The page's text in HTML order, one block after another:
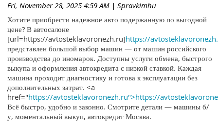
Fri, November 28, 2025 4:59 AM | Spravkimhu
Хотите приобрести надежное авто подержанную по выгодной
цене? В автосалоне
[url=https://avtosteklavoronezh.ru]https://
представлен большой выбор машин — от машин российского
производства до иномарок. Доступны услуги обмена, быстрого
выкупа и оформления автокредита с низкой ставкой. Каждая
машина проходит диагностику и готова к эксплуатации без
дополнительных затрат. <a
href="https://avtosteklavoronezh.ru">https://
Всё быстро, удобно и законно. Смотрите детали — машины б/
у, моментальный выкуп, автокредит Москва.